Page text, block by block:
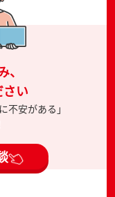
い
不安がある」